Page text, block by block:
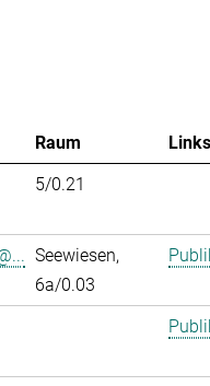
Raum
Links
5/0.21
Seewiesen,
6a/0.03